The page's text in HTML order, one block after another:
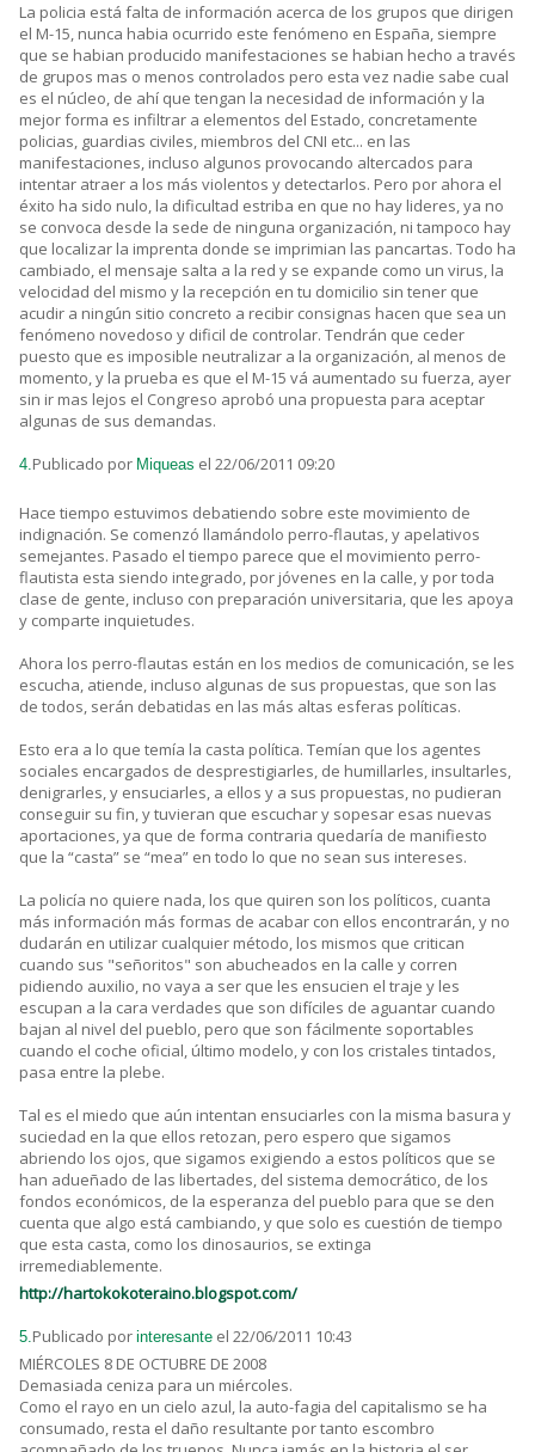
La policia está falta de información acerca de los grupos que dirigen
el M-15, nunca habia ocurrido este fenómeno en España, siempre
que se habian producido manifestaciones se habian hecho a través
de grupos mas o menos controlados pero esta vez nadie sabe cual
es el núcleo, de ahí que tengan la necesidad de información y la
mejor forma es infiltrar a elementos del Estado, concretamente
policias, guardias civiles, miembros del CNI etc... en las
manifestaciones, incluso algunos provocando altercados para
intentar atraer a los más violentos y detectarlos. Pero por ahora el
éxito ha sido nulo, la dificultad estriba en que no hay lideres, ya no
se convoca desde la sede de ninguna organización, ni tampoco hay
que localizar la imprenta donde se imprimian las pancartas. Todo ha
cambiado, el mensaje salta a la red y se expande como un virus, la
velocidad del mismo y la recepción en tu domicilio sin tener que
acudir a ningún sitio concreto a recibir consignas hacen que sea un
fenómeno novedoso y dificil de controlar. Tendrán que ceder
puesto que es imposible neutralizar a la organización, al menos de
momento, y la prueba es que el M-15 vá aumentado su fuerza, ayer
sin ir mas lejos el Congreso aprobó una propuesta para aceptar
algunas de sus demandas.
4.Publicado por Miqueas el 22/06/2011 09:20
Hace tiempo estuvimos debatiendo sobre este movimiento de
indignación. Se comenzó llamándolo perro-flautas, y apelativos
semejantes. Pasado el tiempo parece que el movimiento perro-
flautista esta siendo integrado, por jóvenes en la calle, y por toda
clase de gente, incluso con preparación universitaria, que les apoya
y comparte inquietudes.
Ahora los perro-flautas están en los medios de comunicación, se les
escucha, atiende, incluso algunas de sus propuestas, que son las
de todos, serán debatidas en las más altas esferas políticas.
Esto era a lo que temía la casta política. Temían que los agentes
sociales encargados de desprestigiarles, de humillarles, insultarles,
denigrarles, y ensuciarles, a ellos y a sus propuestas, no pudieran
conseguir su fin, y tuvieran que escuchar y sopesar esas nuevas
aportaciones, ya que de forma contraria quedaría de manifiesto
que la “casta” se “mea” en todo lo que no sean sus intereses.
La policía no quiere nada, los que quiren son los políticos, cuanta
más información más formas de acabar con ellos encontrarán, y no
dudarán en utilizar cualquier método, los mismos que critican
cuando sus "señoritos" son abucheados en la calle y corren
pidiendo auxilio, no vaya a ser que les ensucien el traje y les
escupan a la cara verdades que son difíciles de aguantar cuando
bajan al nivel del pueblo, pero que son fácilmente soportables
cuando el coche oficial, último modelo, y con los cristales tintados,
pasa entre la plebe.
Tal es el miedo que aún intentan ensuciarles con la misma basura y
suciedad en la que ellos retozan, pero espero que sigamos
abriendo los ojos, que sigamos exigiendo a estos políticos que se
han adueñado de las libertades, del sistema democrático, de los
fondos económicos, de la esperanza del pueblo para que se den
cuenta que algo está cambiando, y que solo es cuestión de tiempo
que esta casta, como los dinosaurios, se extinga
irremediablemente.
http://hartokokoteraino.blogspot.com/
5.Publicado por interesante el 22/06/2011 10:43
MIÉRCOLES 8 DE OCTUBRE DE 2008
Demasiada ceniza para un miércoles.
Como el rayo en un cielo azul, la auto-fagia del capitalismo se ha
consumado, resta el daño resultante por tanto escombro